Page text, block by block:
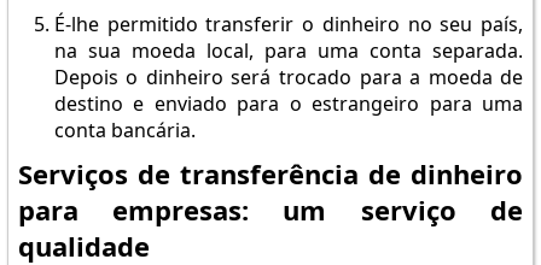
É-lhe permitido transferir o dinheiro no seu país,
na sua moeda local, para uma conta separada.
Depois o dinheiro será trocado para a moeda de
destino e enviado para o estrangeiro para uma
conta bancária.
Serviços de transferência de dinheiro
para empresas: um serviço de
qualidade